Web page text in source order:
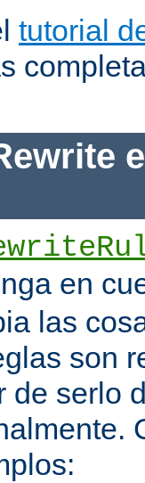
tutorial
en
las
son
de serlo